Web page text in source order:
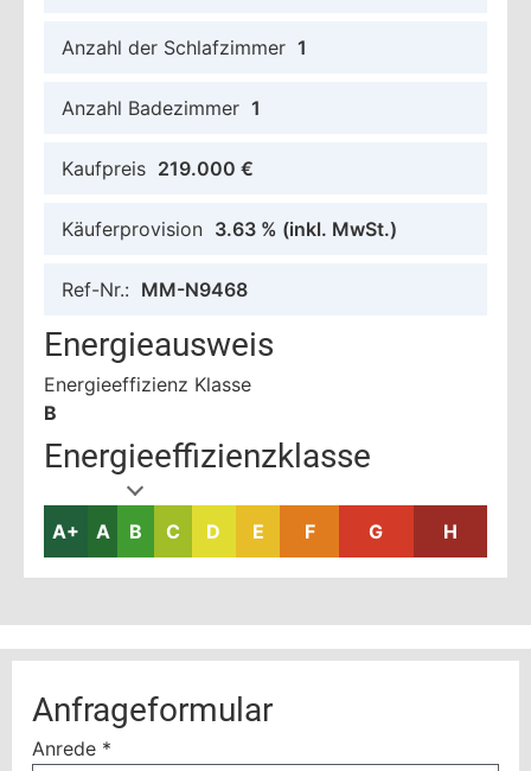
Anzahl der Schlafzimmer 1
Anzahl Badezimmer 1
Kaufpreis 219.000 €
Käuferprovision 3.63 % (inkl. MwSt.)
Ref-Nr.: MM-N9468
Energieausweis
Energieeffizienz Klasse
B
Energieeffizienzklasse
A+ A B C D E F G H
Anfrageformular
Anrede *